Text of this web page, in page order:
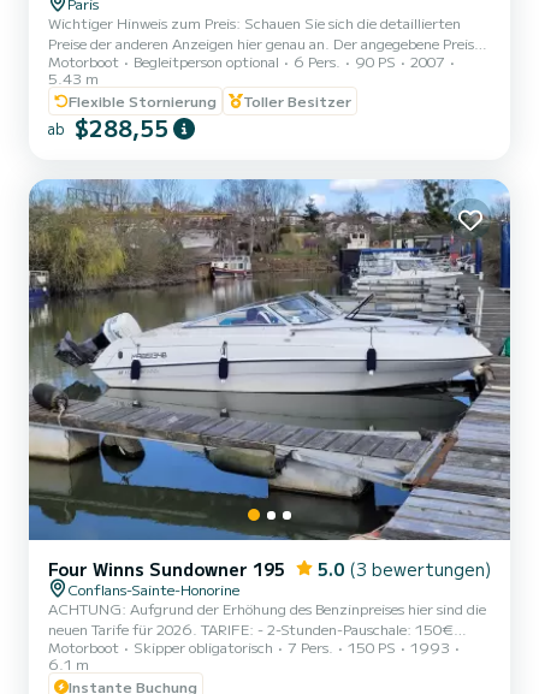
Wichtiger Hinweis zum Preis: Schauen Sie sich die detaillierten
Preise der anderen Anzeigen hier genau an. Der angegebene Preis
gilt für einen halben Tag für 3 Stunden Navigation am Vormittag
oder Nachmittag für 6 Personen kein Aufpreis (250€ bis 410€ je
nach Zeitraum) Andere kürzere, günstigere Zeiträume auf Anfrage
möglich. Möglichkeit, zusätzlich Wasserskiausrüstung zu mieten.
Dieser Zeitpunkt ist Geeignet zum Überqueren Paris nach Bercy ab
Motorboot Begleitperson optional 6 Pers. 90 PS
2007
5.43 m
Flexible Stornierung
Toller Besitzer
ab $288,55
Four Winns Sundowner 195 5.0 (3 bewertungen)
Conflans-Sainte-Honorine
ACHTUNG: Aufgrund der Erhöhung des Benzinpreises hier sind die
neuen Tarife für 2026. TARIFE: - 2-Stunden-Pauschale: 150€
(+80€ Benzin zusätzlich vor Ort zu zahlen) - Halbtagesausflug (3
Stunden): 200€ (+120€ Benzin zusätzlich vor Ort zu zahlen) -
Halbtagesausflug mit Ihrem Picknick (4 Stunden): 250€ (+160€
Motorboot Skipper obligatorisch 7 Pers. 150 PS
1993
6.1 m
Instante Buchung